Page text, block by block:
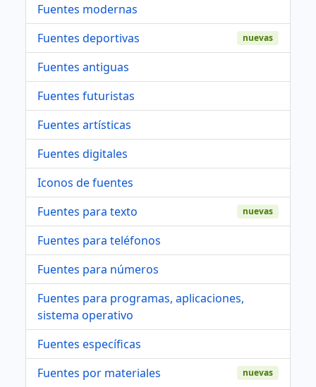
Fuentes modernas
Fuentes deportivas
nuevas
Fuentes antiguas
Fuentes futuristas
Fuentes artísticas
Fuentes digitales
Iconos de fuentes
Fuentes para texto
nuevas
Fuentes para teléfonos
Fuentes para números
Fuentes para programas, aplicaciones,
sistema operativo
Fuentes específicas
Fuentes por materiales
nuevas